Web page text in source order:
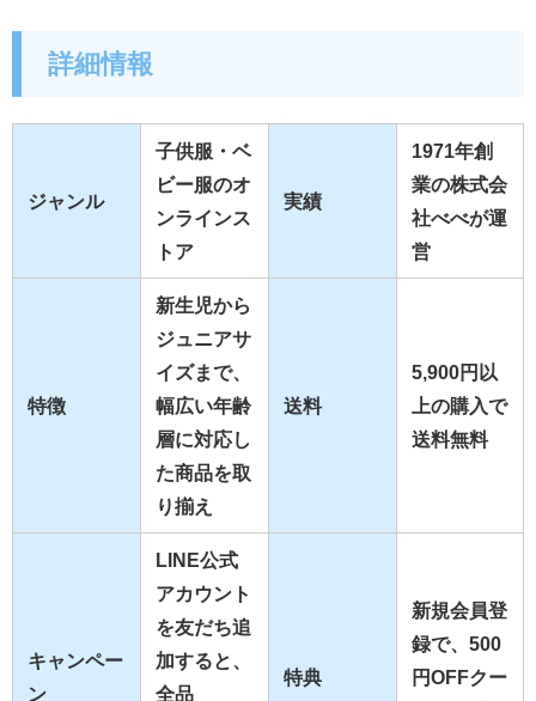
詳細情報
ジャンル
子供服・ベ
ビー服のオ
ンラインス
トア
実績
1971年創
業の株式会
社べべが運
営
特徴
新生児から
ジュニアサ
イズまで、
幅広い年齢
層に対応し
た商品を取
り揃え
送料
5,900円以
上の購入で
送料無料
キャンペー
ン
LINE公式
アカウント
を友だち追
加すると、
全品
特典
新規会員登
録で、 500
円OFFクー